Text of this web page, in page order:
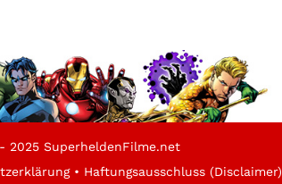
2025 SuperheldenFilme.net
• Haftungsausschluss (Disclaimer)